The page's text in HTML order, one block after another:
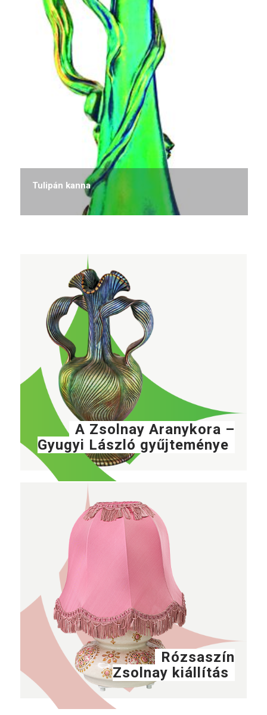
Tulipán kanna
A Zsolnay Aranykora –
Gyugyi László gyűjteménye
Rózsaszín
Zsolnay kiállítás